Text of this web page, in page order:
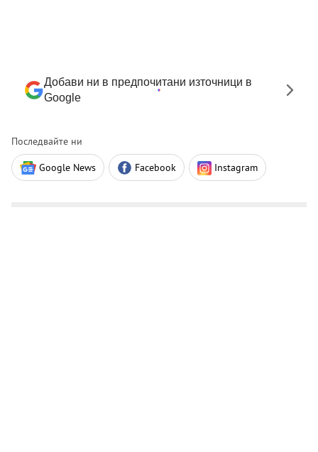
Добави ни в предпочитани източници в
Google
Последвайте ни
Google News Facebook Instagram